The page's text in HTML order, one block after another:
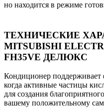
но находится в режиме
ТЕХНИЧЕСКИЕ
MITSUBISHI
FH35VE ДЕЛЮКС
Кондиционер
когда активные частицы
для создания
вашему положительному